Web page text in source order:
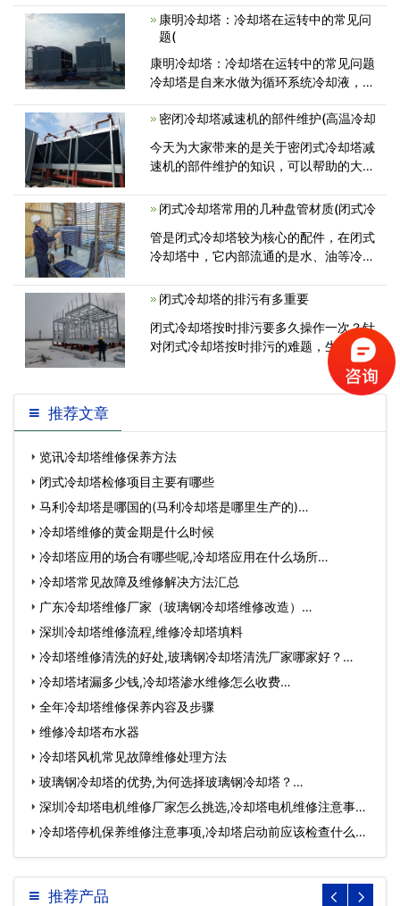
功能上都不断的升级更新。其厂家之间的
差距上是很大的。一般来说，在不同的<
康明冷却塔：冷却塔在运转中的常见问
题(
康明冷却塔：冷却塔在运转中的常见问题
冷却塔是自来水做为循环系统冷却液，把
系统及其工业化生产的冷冻设备，在应用
历程中需要留意查验冷却塔运作是不是<
密闭冷却塔减速机的部件维护(高温冷却
今天为大家带来的是关于密闭式冷却塔减
速机的部件维护的知识，可以帮助的大家
用的寿命。 密闭冷却塔是利用水与空
闭式冷却塔常用的几种盘管材质(闭式冷
管是闭式冷却塔较为核心的配件，在闭式
冷却塔中，它内部流通的是水、油等冷却
闭式冷却塔的排污有多重要
闭式冷却塔按时排污要多久操作一次？针
对闭式冷却塔按时排污的难题，生产商的
提议一般为大半年一次。当然还应依
推荐文章
览讯冷却塔维修保养方法
闭式冷却塔检修项目主要有哪些
马利冷却塔是哪国的(马利冷却塔是哪里生产的)…
冷却塔维修的黄金期是什么时候
冷却塔应用的场合有哪些呢,冷却塔应用在什么场所…
冷却塔常见故障及维修解决方法汇总
广东冷却塔维修厂家（玻璃钢冷却塔维修改造）…
深圳冷却塔维修流程,维修冷却塔填料
冷却塔维修清洗的好处,玻璃钢冷却塔清洗厂家哪家好？…
冷却塔堵漏多少钱,冷却塔渗水维修怎么收费…
全年冷却塔维修保养内容及步骤
维修冷却塔布水器
冷却塔风机常见故障维修处理方法
玻璃钢冷却塔的优势,为何选择玻璃钢冷却塔？…
深圳冷却塔电机维修厂家怎么挑选,冷却塔电机维修注意事
项…冷却塔停机保养维修注意事项,冷却塔启动前应该检查什么…
推荐产品